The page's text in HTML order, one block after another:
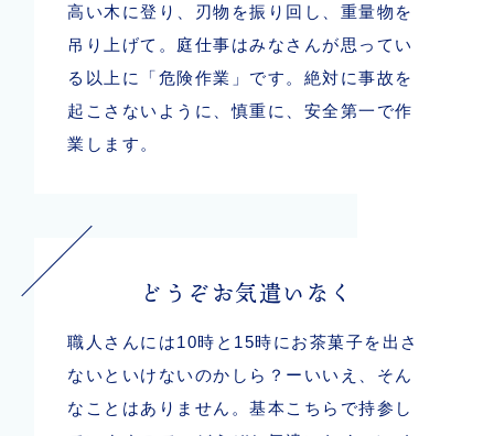
高い木に登り、刃物を振り回し、重量物を
吊り上げて。庭仕事はみなさんが思ってい
る以上に「危険作業」です。絶対に事故を
起こさないように、慎重に、安全第一で作
業します。
どうぞお気遣いなく
職人さんには10時と15時にお茶菓子を出さ
ないといけないのかしら？ーいいえ、そん
なことはありません。基本こちらで持参し